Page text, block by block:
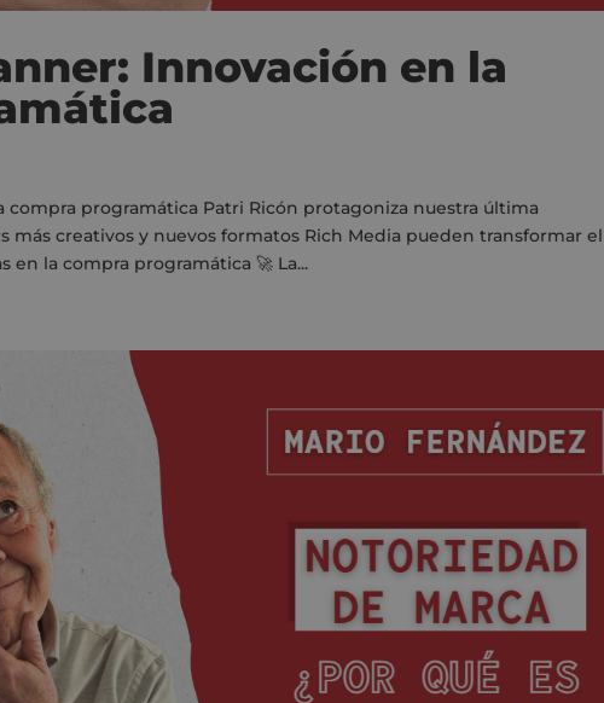
Innovación en la
compra programática Patri Ricón protagoniza nuestra última
más creativos y nuevos formatos Rich Media pueden transformar el
la compra programática 🚀 La...